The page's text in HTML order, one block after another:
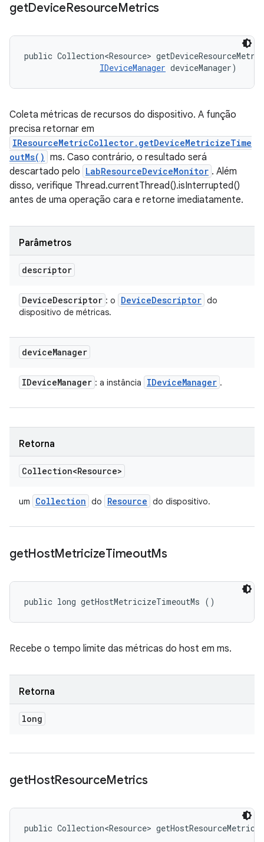
getDeviceResourceMetrics
public Collection<Resource>
IDeviceManager deviceManager)
Coleta métricas de recursos do dispositivo. A função
precisa retornar em
IResourceMetricCollector.getDeviceMetricizeTime
outMs() ms. Caso contrário, o resultado será
descartado pelo LabResourceDeviceMonitor . Além
disso, verifique Thread.currentThread().isInterrupted()
antes de uma operação cara e retorne imediatamente.
Parâmetros
descriptor
DeviceDescriptor : o DeviceDescriptor do
dispositivo de métricas.
deviceManager
IDeviceManager : a instância IDeviceManager .
Retorna
Collection<Resource>
um Collection do Resource do dispositivo.
getHostMetricizeTimeoutMs
public long getHostMetricizeTimeoutMs ()
Recebe o tempo limite das métricas do host em ms.
Retorna
long
getHostResourceMetrics
public Collection<Resource>